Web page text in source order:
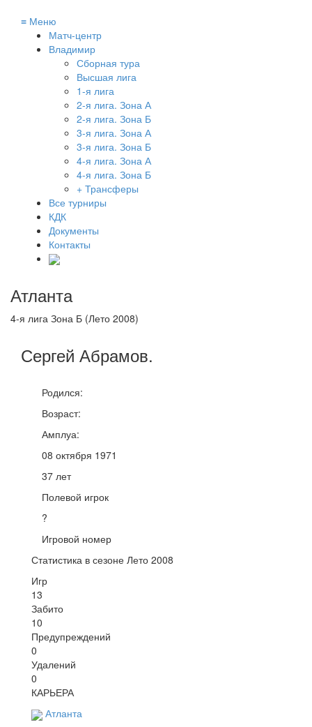
≡ Меню
Матч-центр
Владимир
Сборная тура
Высшая лига
1-я лига
2-я лига. Зона А
2-я лига. Зона Б
3-я лига. Зона А
3-я лига. Зона Б
4-я лига. Зона А
4-я лига. Зона Б
+ Трансферы
Все турниры
КДК
Документы
Контакты
Атланта
4-я лига Зона Б (Лето 2008)
Сергей Абрамов.
Родился:
Возраст:
Амплуа:
08 октября 1971
37 лет
Полевой игрок
?
Игровой номер
Статистика в сезоне Лето 2008
Игр
13
Забито
10
Предупреждений
0
Удалений
0
КАРЬЕРА
Атланта